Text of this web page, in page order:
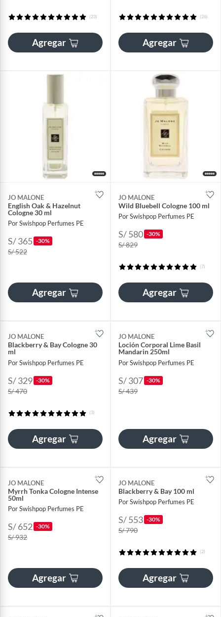
(23)
Agregar
(26)
Agregar
JO MALONE
English Oak & Hazelnut
Cologne 30 ml
Por Swishpop Perfumes PE
S/ 365 -30%
S/ 522
Agregar
JO MALONE
Wild Bluebell Cologne 100 ml
Por Swishpop Perfumes PE
S/ 580 -30%
S/ 829
(7)
Agregar
JO MALONE
Blackberry & Bay Cologne 30
ml
Por Swishpop Perfumes PE
S/ 329 -30%
S/ 470
(3)
Agregar
JO MALONE
Loción Corporal Lime Basil
Mandarin 250ml
Por Swishpop Perfumes PE
S/ 307 -30%
S/ 439
Agregar
JO MALONE
Myrrh Tonka Cologne Intense
50ml
Por Swishpop Perfumes PE
S/ 652 -30%
S/ 932
Agregar
JO MALONE
Blackberry & Bay 100 ml
Por Swishpop Perfumes PE
S/ 553 -30%
S/ 790
(2)
Agregar